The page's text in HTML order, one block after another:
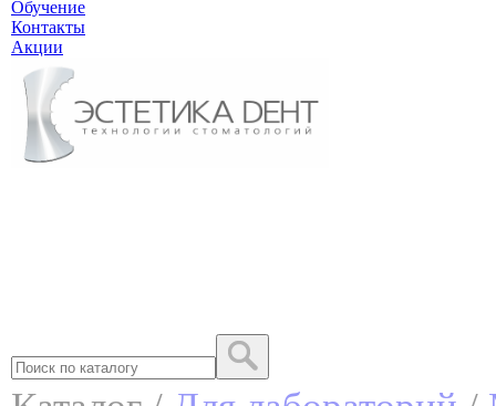
Обучение
Контакты
Акции